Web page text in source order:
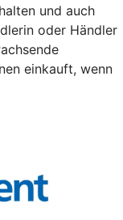
und auch
oder Händler
einkauft, wenn